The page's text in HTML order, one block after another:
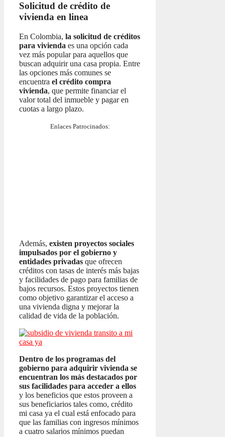
Solicitud de crédito de
vivienda en linea
En Colombia, la solicitud de créditos
para vivienda es una opción cada
vez más popular para aquellos que
buscan adquirir una casa propia. Entre
las opciones más comunes se
encuentra el crédito compra
vivienda, que permite financiar el
valor total del inmueble y pagar en
cuotas a largo plazo.
Enlaces Patrocinados:
Además, existen proyectos sociales
impulsados por el gobierno y
entidades privadas que ofrecen
créditos con tasas de interés más bajas
y facilidades de pago para familias de
bajos recursos. Estos proyectos tienen
como objetivo garantizar el acceso a
una vivienda digna y mejorar la
calidad de vida de la población.
Dentro de los programas del
gobierno para adquirir vivienda se
encuentran los más destacados por
sus facilidades para acceder a ellos
y los beneficios que estos proveen a
sus beneficiarios tales como, crédito
mi casa ya el cual está enfocado para
que las familias con ingresos mínimos
a cuatro salarios mínimos puedan